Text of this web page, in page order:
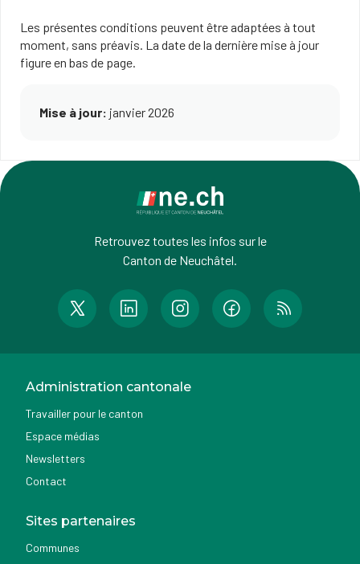
Les présentes conditions peuvent être adaptées à tout
moment, sans préavis. La date de la dernière mise à jour
figure en bas de page.
Mise à jour: janvier 2026
Retrouvez toutes les infos sur le
Canton de Neuchâtel.
Administration cantonale
Travailler pour le canton
Espace médias
Newsletters
Contact
Sites partenaires
Communes